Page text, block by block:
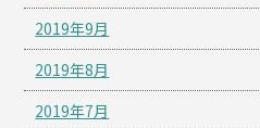
2019年9月
2019年8月
2019年7月